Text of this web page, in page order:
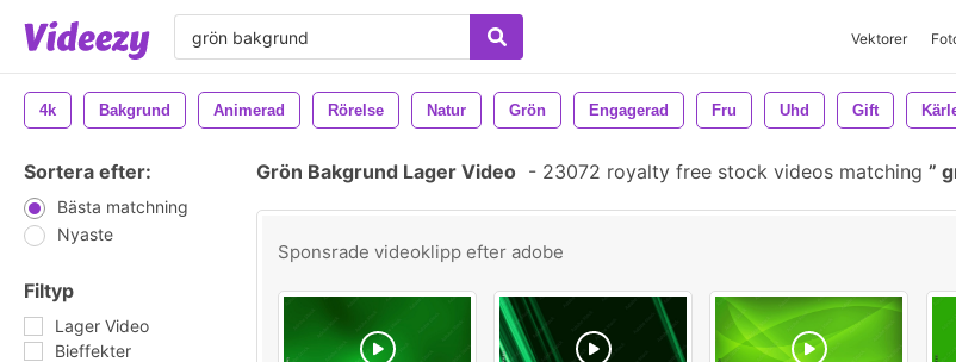
Vektorer
4k Bakgrund Animerad Rörelse Natur Grön Engagerad Fru Uhd Gift
Sortera efter:
Bästa matchning
Nyaste
Filtyp
Lager Video
Bieffekter
Grön Bakgrund Lager Video - 23072 royalty free stock videos matching
Sponsrade videoklipp efter adobe